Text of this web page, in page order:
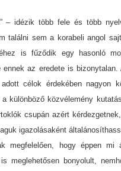
– idézik több fele és több
találni sem a korabeli angol
is fűződik egy hasonló
az eredete is bizonytalan.
célok érdekében nagyon
különböző közvélemény
csupán azért
igazolásaként
megfelelően, hogy éppen mi
meglehetősen bonyolult,